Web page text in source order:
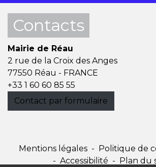
Contacts
Mairie de Réau
2 rue de la Croix des Anges
77550 Réau - FRANCE
+33 1 60 60 85 55
Contact par formulaire
Mentions légales - Politique de
- Accessibilité - Plan du